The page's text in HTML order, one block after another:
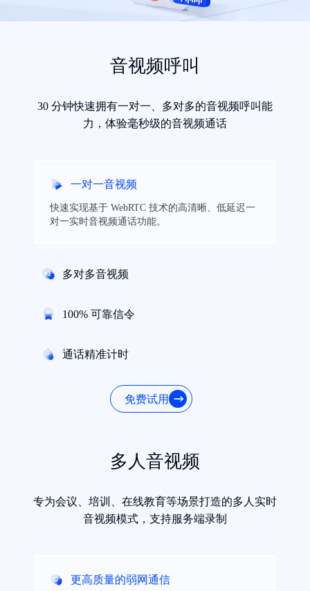
音视频呼叫
30 分钟快速拥有一对一、多对多的音视频呼叫能
力，体验毫秒级的音视频通话
一对一音视频
快速实现基于 WebRTC 技术的高清晰、低延迟一
对一实时音视频通话功能。
多对多音视频
100% 可靠信令
通话精准计时
免费试用
多人音视频
专为会议、培训、在线教育等场景打造的多人实时
音视频模式，支持服务端录制
更高质量的弱网通信